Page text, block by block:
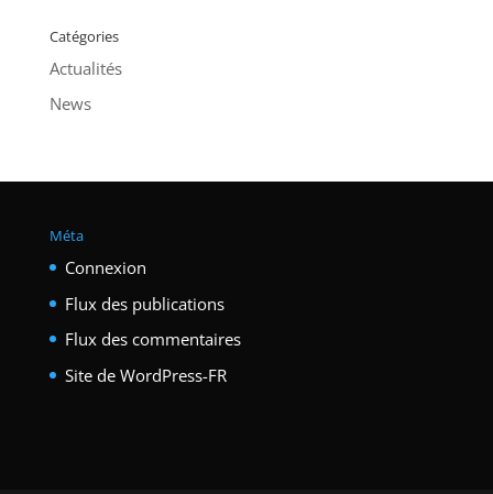
Catégories
Actualités
News
Méta
Connexion
Flux des publications
Flux des commentaires
Site de WordPress-FR